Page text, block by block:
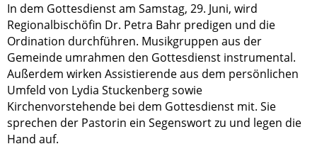
In dem Gottesdienst am Samstag, 29. Juni, wird
Regionalbischöfin Dr. Petra Bahr predigen und die
Ordination durchführen. Musikgruppen aus der
Gemeinde umrahmen den Gottesdienst instrumental.
Außerdem wirken Assistierende aus dem persönlichen
Umfeld von Lydia Stuckenberg sowie
Kirchenvorstehende bei dem Gottesdienst mit. Sie
sprechen der Pastorin ein Segenswort zu und legen die
Hand auf.